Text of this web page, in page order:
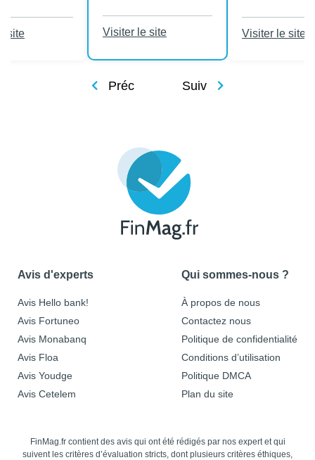
site Visiter le site Visiter le site
Préc Suiv
Avis d'experts
Avis Hello bank!
Avis Fortuneo
Avis Monabanq
Avis Floa
Avis Youdge
Avis Cetelem
Qui sommes-nous ?
À propos de nous
Contactez nous
Politique de confidentialité
Conditions d’utilisation
Politique DMCA
Plan du site
FinMag.fr contient des avis qui ont été rédigés par nos expert et qui
suivent les critères d’évaluation stricts, dont plusieurs critères éthiques,